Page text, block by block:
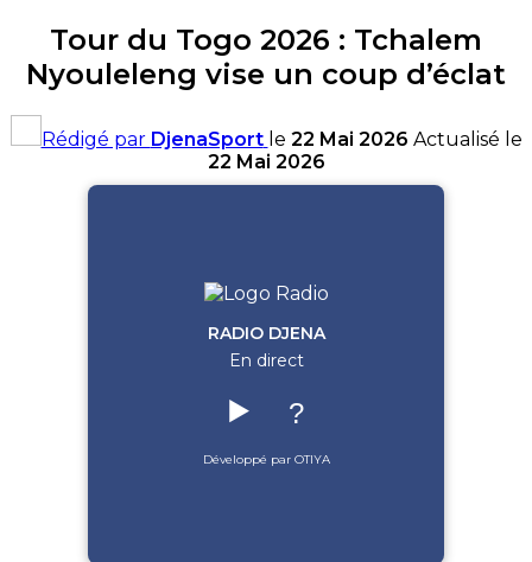
Tour du Togo 2026 : Tchalem
Nyouleleng vise un coup d’éclat
Rédigé par DjenaSport le 22 Mai 2026 Actualisé le
22 Mai 2026
RADIO DJENA
En direct
▶️ ?
Développé par OTIYA